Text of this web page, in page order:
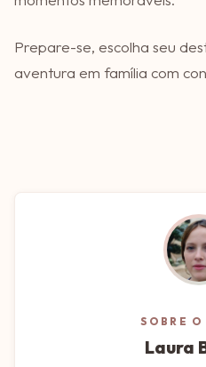
Prepare-se, escolha seu
aventura em família com
SOBRE O
Laura